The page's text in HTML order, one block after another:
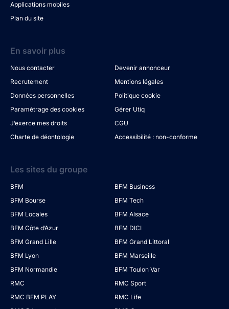
Applications mobiles
Plan du site
En savoir plus
Nous contacter
Devenir annonceur
Recrutement
Mentions légales
Données personnelles
Politique cookie
Paramétrage des cookies
Gérer Utiq
J’exerce mes droits
CGU
Charte de déontologie
Accessibilité : non-conforme
Les sites du groupe
BFM
BFM Business
BFM Bourse
BFM Tech
BFM Locales
BFM Alsace
BFM Côte d’Azur
BFM DICI
BFM Grand Lille
BFM Grand Littoral
BFM Lyon
BFM Marseille
BFM Normandie
BFM Toulon Var
RMC
RMC Sport
RMC BFM PLAY
RMC Life